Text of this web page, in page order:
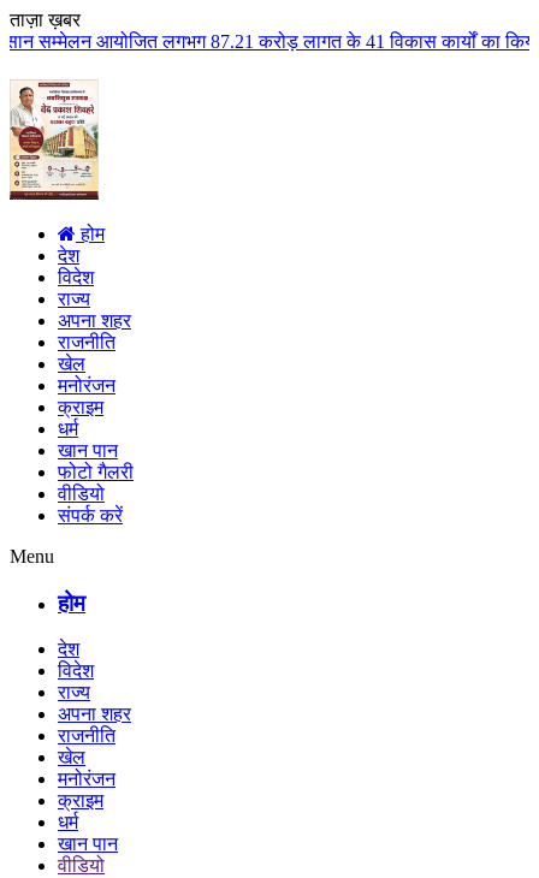
ताज़ा ख़बर
87.21 करोड़ लागत के 41 विकास कार्यों का किया लोकार्पण एवं
होम
देश
विदेश
राज्य
अपना शहर
राजनीति
खेल
मनोरंजन
क्राइम
धर्म
खान पान
फोटो गैलरी
वीडियो
संपर्क करें
Menu
होम
देश
विदेश
राज्य
अपना शहर
राजनीति
खेल
मनोरंजन
क्राइम
धर्म
खान पान
वीडियो